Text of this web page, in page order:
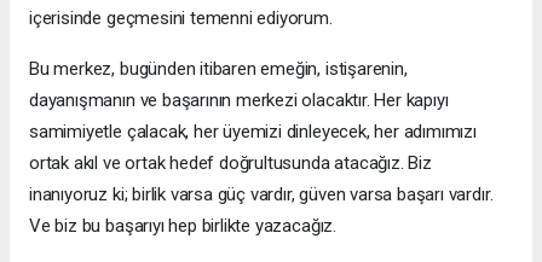
içerisinde geçmesini temenni ediyorum.
Bu merkez, bugünden itibaren emeğin, istişarenin,
dayanışmanın ve başarının merkezi olacaktır. Her kapıyı
samimiyetle çalacak, her üyemizi dinleyecek, her adımımızı
ortak akıl ve ortak hedef doğrultusunda atacağız. Biz
inanıyoruz ki; birlik varsa güç vardır, güven varsa başarı vardır.
Ve biz bu başarıyı hep birlikte yazacağız.